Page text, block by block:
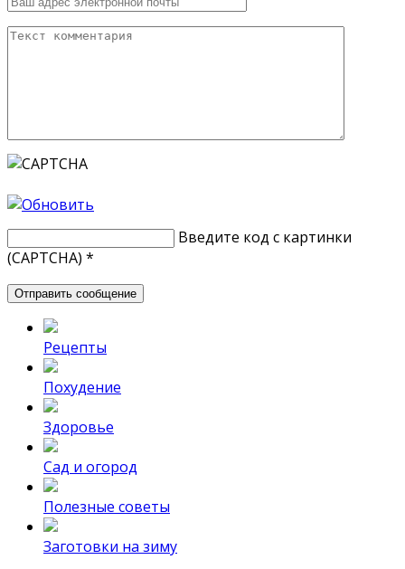
Введите код с картинки
(CAPTCHA) *
Рецепты
Похудение
Здоровье
Сад и огород
Полезные советы
Заготовки на зиму